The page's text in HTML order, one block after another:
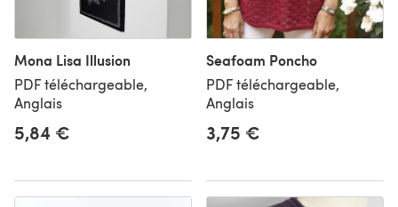
Mona Lisa Illusion
PDF téléchargeable,
Anglais
5,84 €
Seafoam Poncho
PDF téléchargeable,
Anglais
3,75 €